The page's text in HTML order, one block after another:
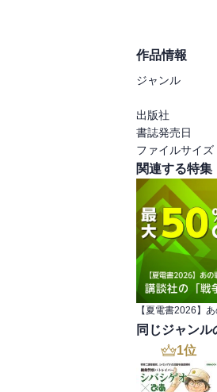
作品情報
ジャンル
出版社
書誌発売日
ファイルサイズ
関連する特集
同じジャン
1位